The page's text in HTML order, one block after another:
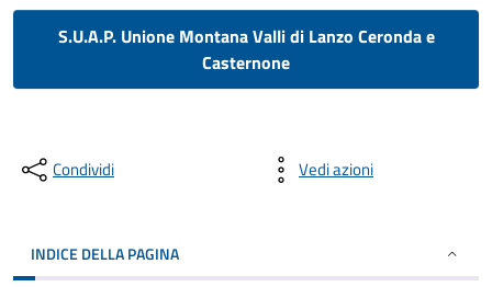
S.U.A.P. Unione Montana Valli di Lanzo Ceronda e
Casternone
Condividi Vedi azioni
INDICE DELLA PAGINA